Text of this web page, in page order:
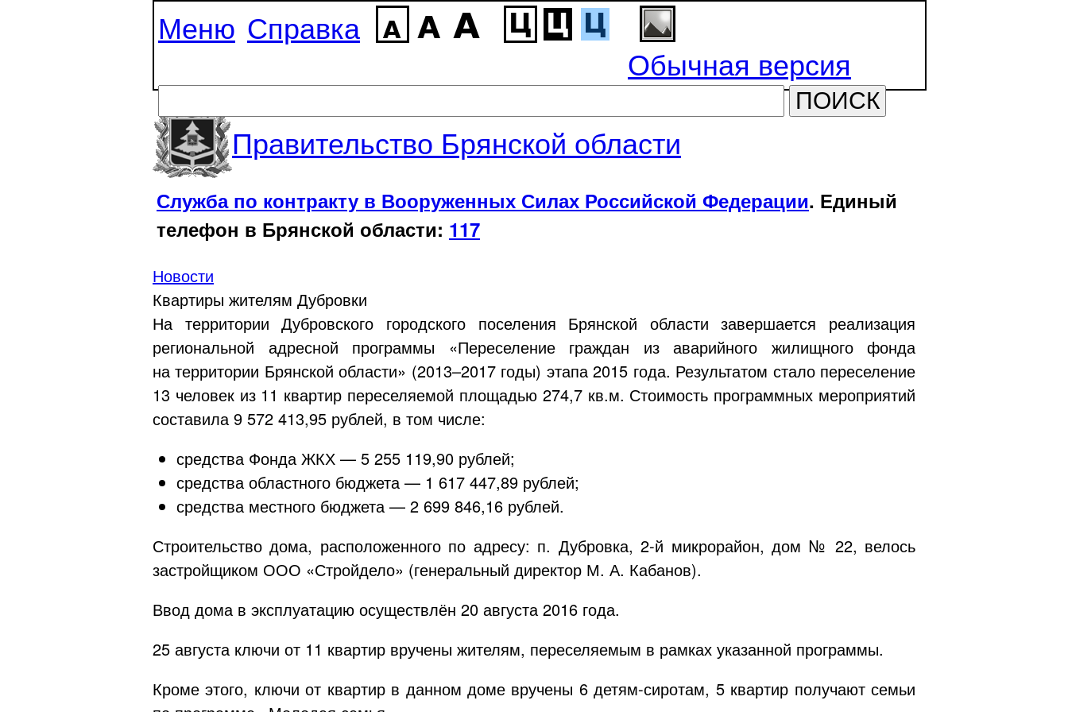
Меню Справка
Обычная версия
ПОИСК
Правительство Брянской области
Служба по контракту в Вооруженных Силах Российской Федерации. Единый
телефон в Брянской области: 117
Новости
Квартиры жителям Дубровки
На территории Дубровского городского поселения Брянской области завершается реализация
региональной адресной программы «Переселение граждан из аварийного жилищного фонда
на территории Брянской области» (2013–2017 годы) этапа 2015 года. Результатом стало переселение
13 человек из 11 квартир переселяемой площадью 274,7 кв.м. Стоимость программных мероприятий
составила 9 572 413,95 рублей, в том числе:
средства Фонда ЖКХ — 5 255 119,90 рублей;
средства областного бюджета — 1 617 447,89 рублей;
средства местного бюджета — 2 699 846,16 рублей.
Строительство дома, расположенного по адресу: п. Дубровка,2-й микрорайон, дом № 22, велось
застройщиком ООО «Стройдело» (генеральный директор М. А. Кабанов).
Ввод дома в эксплуатацию осуществлён 20 августа 2016 года.
25 августа ключи от 11 квартир вручены жителям, переселяемым в рамках указанной программы.
Кроме этого, ключи от квартир в данном доме вручены 6детям-сиротам, 5 квартир получают семьи